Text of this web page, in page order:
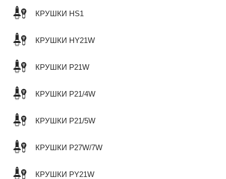
КРУШКИ HS1
КРУШКИ HY21W
КРУШКИ P21W
КРУШКИ P21/4W
КРУШКИ P21/5W
КРУШКИ P27W/7W
КРУШКИ PY21W